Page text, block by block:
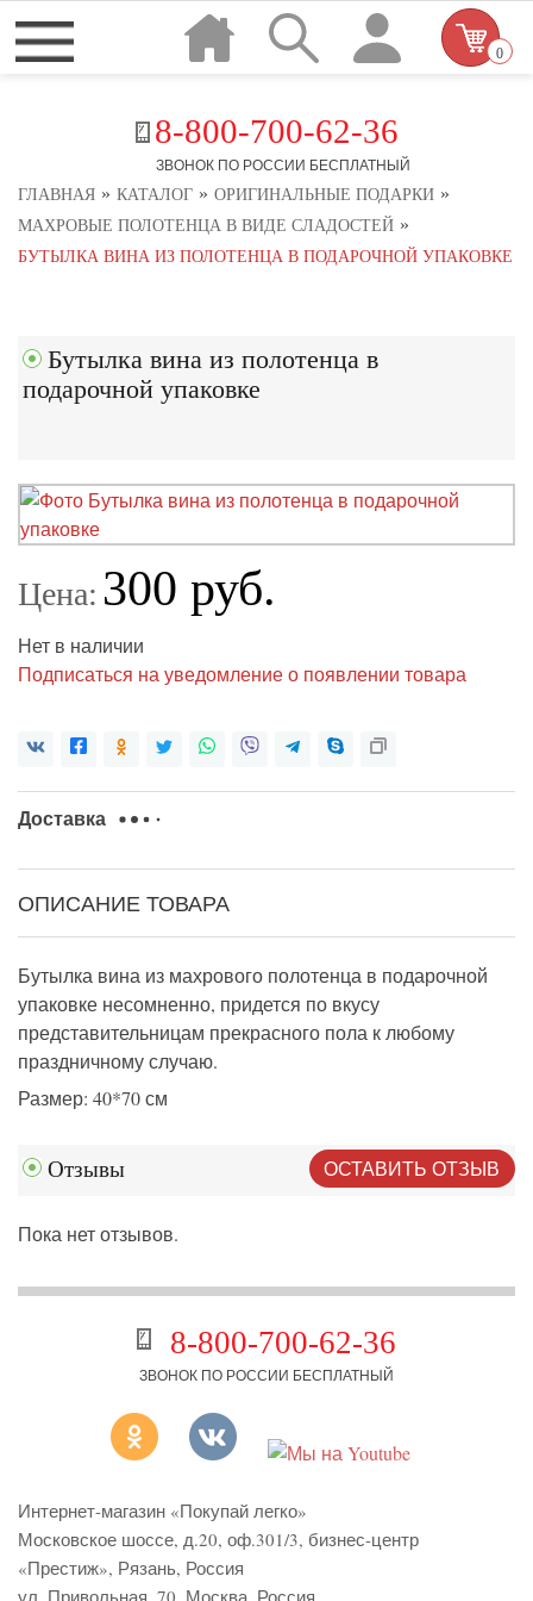
8-800-700-62-36
ЗВОНОК ПО РОССИИ БЕСПЛАТНЫЙ
0
ГЛАВНАЯ » КАТАЛОГ » ОРИГИНАЛЬНЫЕ ПОДАРКИ »
МАХРОВЫЕ ПОЛОТЕНЦА В ВИДЕ СЛАДОСТЕЙ »
БУТЫЛКА ВИНА ИЗ ПОЛОТЕНЦА В ПОДАРОЧНОЙ УПАКОВКЕ
Бутылка вина из полотенца в
подарочной упаковке
Цена: 300 руб.
Нет в наличии
Подписаться на уведомление о появлении товара
Доставка
ОПИСАНИЕ ТОВАРА
Бутылка вина из махрового полотенца в подарочной
упаковке несомненно, придется по вкусу
представительницам прекрасного пола к любому
праздничному случаю.
Размер: 40*70 см
Отзывы ОСТАВИТЬ ОТЗЫВ
Пока нет отзывов.
8-800-700-62-36
ЗВОНОК ПО РОССИИ БЕСПЛАТНЫЙ
Интернет-магазин «Покупай легко»
Московское шоссе, д.20, оф.301/3, бизнес-центр
«Престиж», Рязань, Россия
ул. Привольная, 70, Москва, Россия